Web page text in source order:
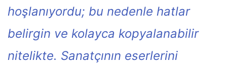
hoşlanıyordu; bu nedenle hatlar
belirgin ve kolayca kopyalanabilir
nitelikte. Sanatçının eserlerini